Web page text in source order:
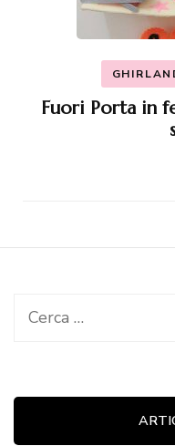
Fuori Porta in
Ricerca